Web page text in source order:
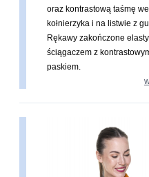
oraz kontrastową taśmę
kołnierzyka i na listwie z
Rękawy zakończone
ściągaczem z
paskiem.